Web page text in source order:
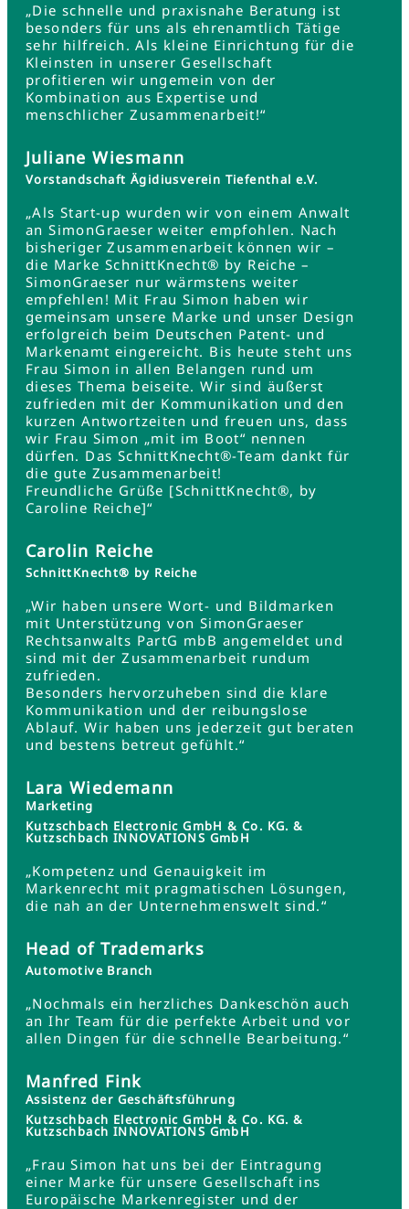
„Die schnelle und praxisnahe Beratung ist
besonders für uns als ehrenamtlich Tätige
sehr hilfreich. Als kleine Einrichtung für die
Kleinsten in unserer Gesellschaft
profitieren wir ungemein von der
Kombination aus Expertise und
menschlicher Zusammenarbeit!“
Juliane Wiesmann
Vorstandschaft Ägidiusverein Tiefenthal e.V.
„Als Start-up wurden wir von einem Anwalt
an SimonGraeser weiter empfohlen. Nach
bisheriger Zusammenarbeit können wir –
die Marke SchnittKnecht® by Reiche –
SimonGraeser nur wärmstens weiter
empfehlen! Mit Frau Simon haben wir
gemeinsam unsere Marke und unser Design
erfolgreich beim Deutschen Patent- und
Markenamt eingereicht. Bis heute steht uns
Frau Simon in allen Belangen rund um
dieses Thema beiseite. Wir sind äußerst
zufrieden mit der Kommunikation und den
kurzen Antwortzeiten und freuen uns, dass
wir Frau Simon „mit im Boot“ nennen
dürfen. Das SchnittKnecht®-Team dankt für
die gute Zusammenarbeit!
Freundliche Grüße [SchnittKnecht®, by
Caroline Reiche]“
Carolin Reiche
SchnittKnecht® by Reiche
„Wir haben unsere Wort- und Bildmarken
mit Unterstützung von SimonGraeser
Rechtsanwalts PartG mbB angemeldet und
sind mit der Zusammenarbeit rundum
zufrieden.
Besonders hervorzuheben sind die klare
Kommunikation und der reibungslose
Ablauf. Wir haben uns jederzeit gut beraten
und bestens betreut gefühlt.“
Lara Wiedemann
Marketing
Kutzschbach Electronic GmbH & Co. KG. &
Kutzschbach INNOVATIONS GmbH
„Kompetenz und Genauigkeit im
Markenrecht mit pragmatischen Lösungen,
die nah an der Unternehmenswelt sind.“
Head of Trademarks
Automotive Branch
„Nochmals ein herzliches Dankeschön auch
an Ihr Team für die perfekte Arbeit und vor
allen Dingen für die schnelle Bearbeitung.“
Manfred Fink
Assistenz der Geschäftsführung
Kutzschbach Electronic GmbH & Co. KG. &
Kutzschbach INNOVATIONS GmbH
„Frau Simon hat uns bei der Eintragung
einer Marke für unsere Gesellschaft ins
Europäische Markenregister und der